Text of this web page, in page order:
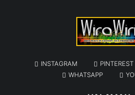
INSTAGRAM PINTEREST
WHATSAPP